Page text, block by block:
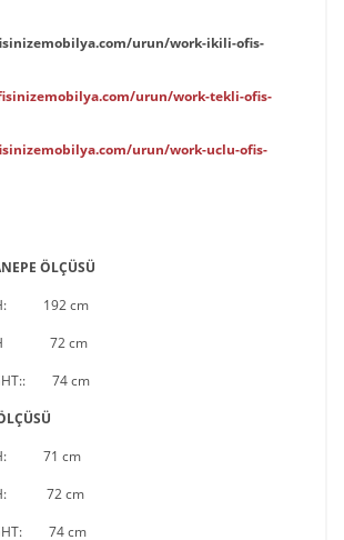
urun/work-ikili-ofis-
urun/work-tekli-ofis-
urun/work-uclu-ofis-
ÖLÇÜSÜ
: 192 cm
72 cm
:: 74 cm
: 71 cm
: 72 cm
: 74 cm